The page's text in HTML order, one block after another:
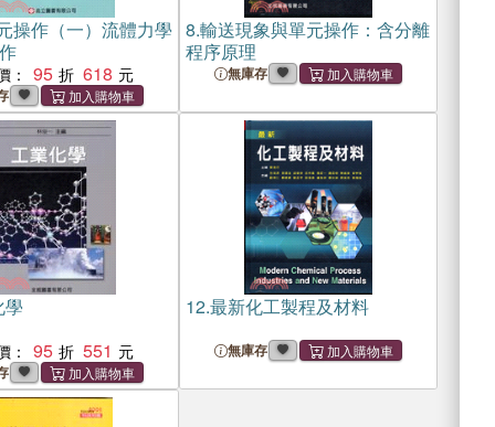
操作（一）流體力學
： 95 618
8.輸送現象與單元操作：含分離
程序原理
無庫存
學
： 95 551
12.最新化工製程及材料
無庫存